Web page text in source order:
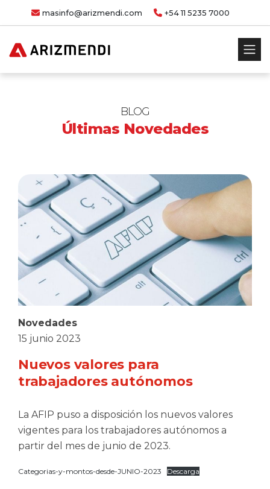
masinfo@arizmendi.com +54 11 5235 7000
BLOG
Últimas Novedades
Novedades
15 junio 2023
Nuevos valores para
trabajadores autónomos
La AFIP puso a disposición los nuevos valores
vigentes para los trabajadores autónomos a
partir del mes de junio de 2023.
Categorias-y-montos-desde-JUNIO-2023 Descarga